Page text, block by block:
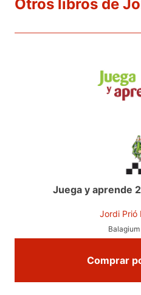
Otros libros de
Juega y aprende
Jordi Prió